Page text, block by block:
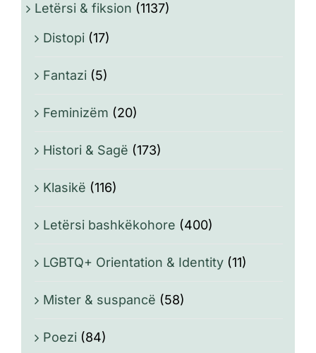
Letërsi & fiksion (1137)
Distopi (17)
Fantazi (5)
Feminizëm (20)
Histori & Sagë (173)
Klasikë (116)
Letërsi bashkëkohore (400)
LGBTQ+ Orientation & Identity (11)
Mister & suspancë (58)
Poezi (84)